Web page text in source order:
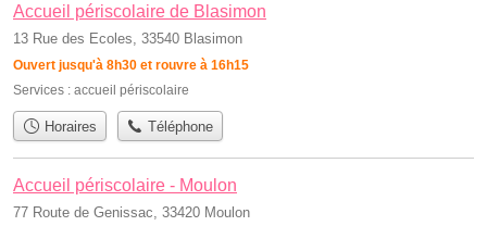
Accueil périscolaire de Blasimon
13 Rue des Ecoles, 33540 Blasimon
Ouvert jusqu'à 8h30 et rouvre à 16h15
Services : accueil périscolaire
Horaires Téléphone
Accueil périscolaire - Moulon
77 Route de Genissac, 33420 Moulon